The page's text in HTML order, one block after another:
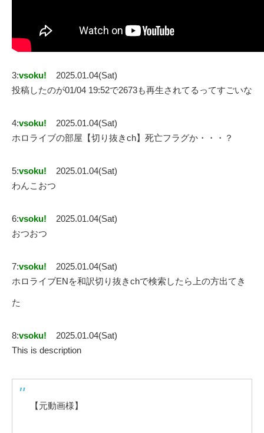
3:vsoku!
2025.01.04(Sat)
投稿したのが01/04 19:52で2673も再生されてるってすごいな
4:vsoku!
2025.01.04(Sat)
ホロライブの部屋【切り抜きch】死亡フラグか・・・？
5:vsoku!
2025.01.04(Sat)
わんこおつ
6:vsoku!
2025.01.04(Sat)
おつおつ
7:vsoku!
2025.01.04(Sat)
ホロライブENを和訳切り抜きchで検索したら上の方出てき
た
8:vsoku!
2025.01.04(Sat)
This is description
【元動画様】